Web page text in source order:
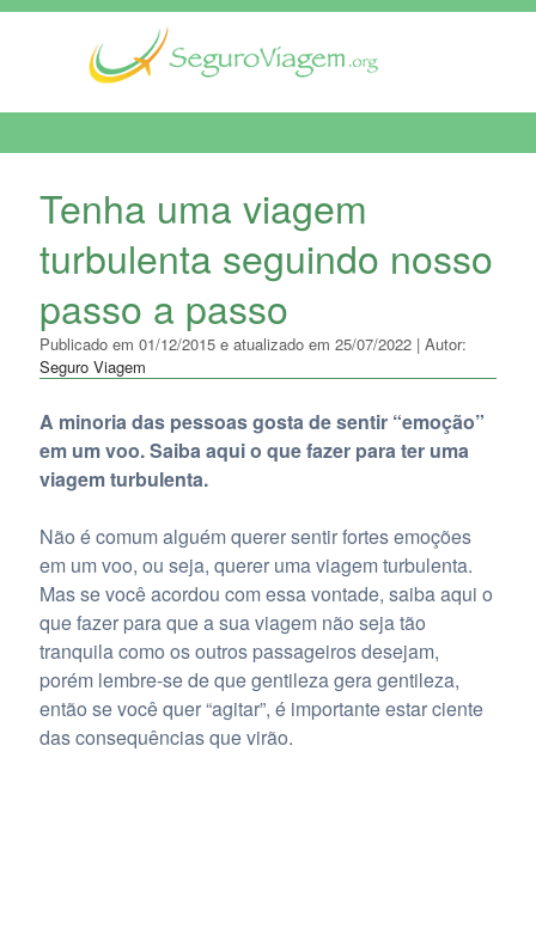
Tenha uma viagem
turbulenta seguindo nosso
passo a passo
Publicado em 01/12/2015 e atualizado em 25/07/2022 | Autor:
Seguro Viagem
A minoria das pessoas gosta de sentir “emoção”
em um voo. Saiba aqui o que fazer para ter uma
viagem turbulenta.
Não é comum alguém querer sentir fortes emoções
em um voo, ou seja, querer uma viagem turbulenta.
Mas se você acordou com essa vontade, saiba aqui o
que fazer para que a sua viagem não seja tão
tranquila como os outros passageiros desejam,
porém lembre-se de que gentileza gera gentileza,
então se você quer “agitar”, é importante estar ciente
das consequências que virão.